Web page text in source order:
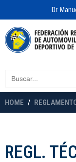
Dr.
Search
for:
HOME
REGL.